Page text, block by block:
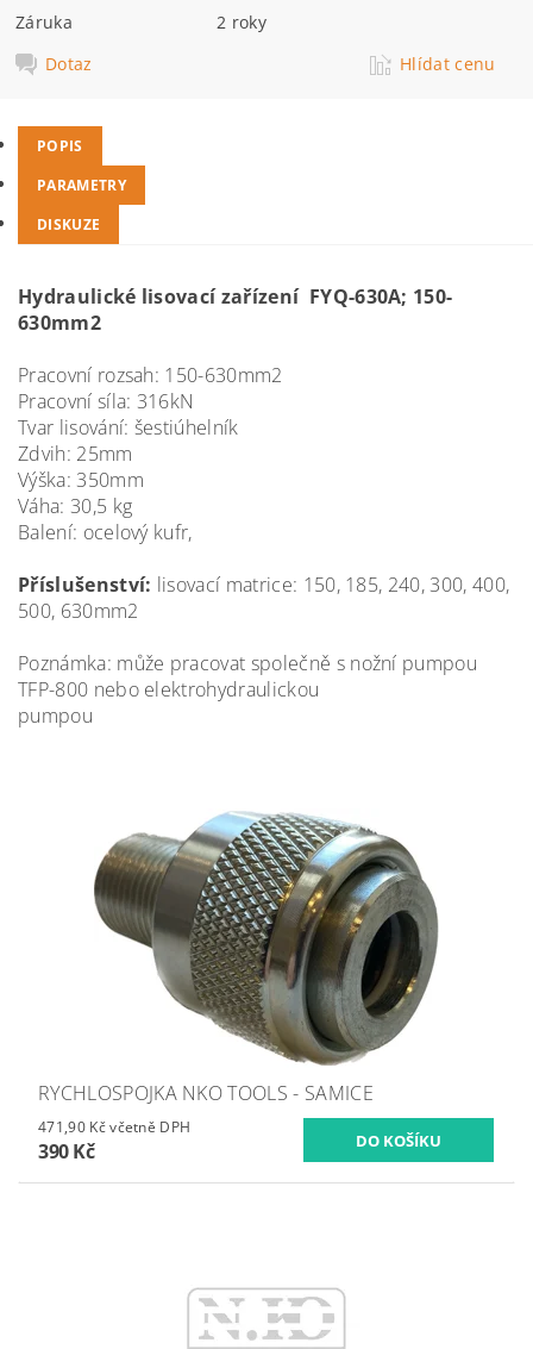
Záruka
2 roky
Dotaz
Hlídat cenu
POPIS
PARAMETRY
DISKUZE
Hydraulické lisovací zařízení FYQ-630A; 150-
630mm2
Pracovní rozsah: 150-630mm2
Pracovní síla: 316kN
Tvar lisování: šestiúhelník
Zdvih: 25mm
Výška: 350mm
Váha: 30,5 kg
Balení: ocelový kufr,
Příslušenství: lisovací matrice: 150, 185, 240, 300, 400,
500, 630mm2
Poznámka: může pracovat společně s nožní pumpou
TFP-800 nebo elektrohydraulickou
pumpou
RYCHLOSPOJKA NKO TOOLS - SAMICE
471,90 Kč včetně DPH
390 Kč